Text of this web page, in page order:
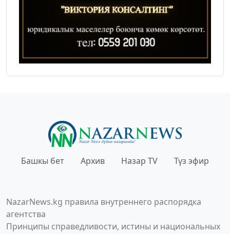
Башкы бет Архив Назар TV Түз эфир
NazarNews.kg правила внутреннего распорядка
агентства
Принципы справедливости, истины и национальных